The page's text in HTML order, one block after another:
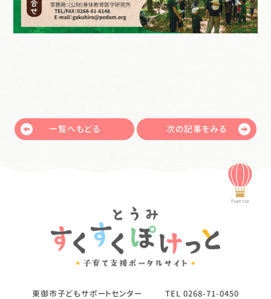
一覧へもどる 次の記事をみる
東御市子どもサポートセンター TEL 0268-71-0450